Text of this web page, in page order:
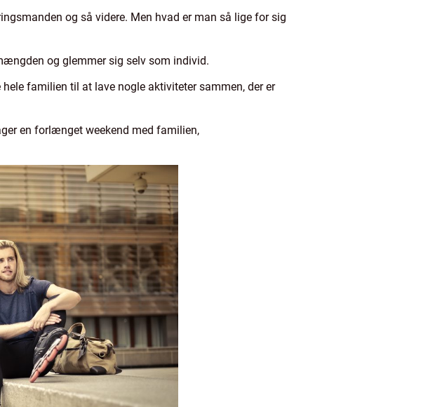
og så videre. Men hvad er man så lige for sig
og glemmer sig selv som individ.
familien til at lave nogle aktiviteter sammen, der er
en forlænget weekend med familien,